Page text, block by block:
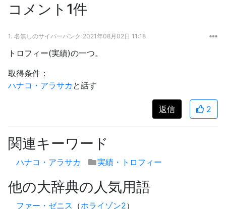
コメント1件
1. 名無しのサイバーパンク 2021年08月02日 11:18
トロフィー(実績)の一つ。
取得条件：
ハナコ・アラサカ と話す
返信 2
関連キーワード
ハナコ・アラサカ 実績・トロフィー
他の大辞典の人気用語
ファー・ゼニス （ホライゾン2）